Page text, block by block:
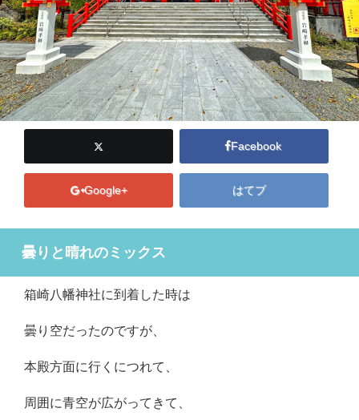
Facebook
Google+ はてブ
曇りと晴れのミックス
箱崎八幡神社に到着した時は
曇り空だったのですが、
本殿方面に行くにつれて、
周囲に青空が広がってきて、